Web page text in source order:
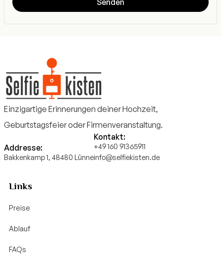
Einzigartige Erinnerungen deiner Hochzeit,
Geburtstagsfeier oder Firmenveranstaltung.
Addresse:
Bakkenkamp 1, 48480 Lünne
Kontakt:
+49 160 91365911
info@selfiekisten.de
Links
Preise
Ablauf
FAQs